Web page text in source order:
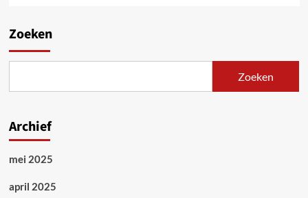
Zoeken
Zoeken
Archief
mei 2025
april 2025